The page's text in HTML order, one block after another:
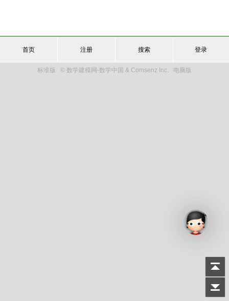
首页 注册 搜索 登录
标准版 © 数学建模网-数学中国 & Comsenz Inc. 电脑版